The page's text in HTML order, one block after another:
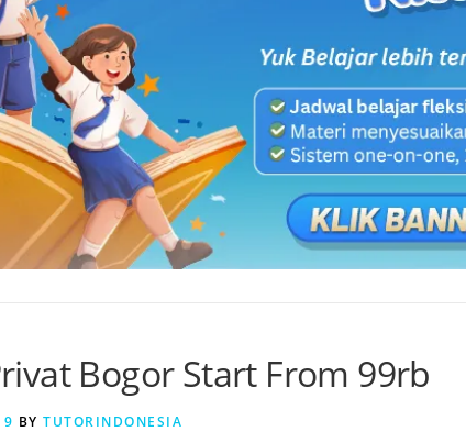
Bogor Start From 99rb
BY TUTORINDONESIA